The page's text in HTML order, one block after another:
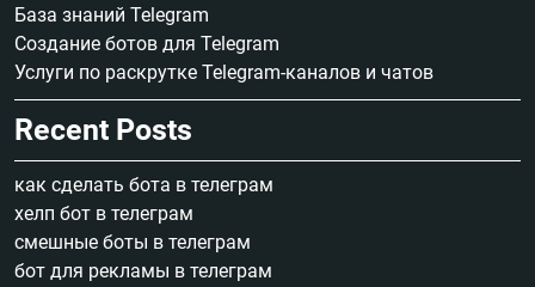
База знаний Telegram
Создание ботов для Telegram
Услуги по раскрутке Telegram-каналов и чатов
Recent Posts
как сделать бота в телеграм
хелп бот в телеграм
смешные боты в телеграм
бот для рекламы в телеграм